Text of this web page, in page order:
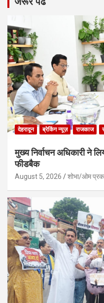
देहरादून ब्रेकिंग न्यूज़ राजकाज
मुख्य निर्वाचन अधिकारी ने
फीडबैक
August 5, 2026 शोभा/ओम